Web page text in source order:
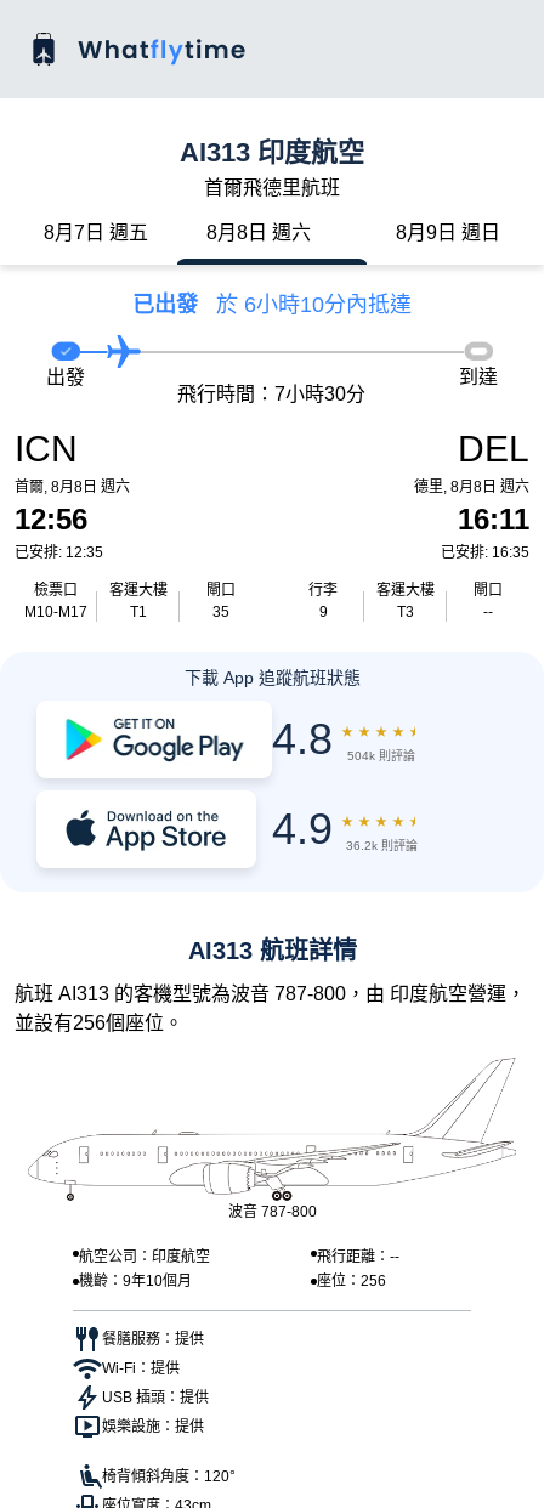
AI313 印度航空
首爾飛德里航班
8月7日 週五 8月8日 週六 8月9日 週日
已出發 於 6小時10分內抵達
ICN
首爾, 8月8日 週六
12:56
已安排: 12:35
檢票口
M10-M17
客運大樓
T1
閘口
35
出發
飛行時間：7小時30分
到達
DEL
德里, 8月8日 週六
16:11
已安排: 16:35
行李
9
客運大樓
T3
閘口
--
下載 App 追蹤航班狀態
4.8 ★ ★ ★ ★ ★
504k 則評論
4.9 ★ ★ ★ ★ ★
36.2k 則評論
AI313 航班詳情
航班 AI313 的客機型號為波音 787-800，由 印度航空營運，
並設有256個座位。
波音 787-800
航空公司：印度航空
飛行距離：--
機齡：9年10個月
座位：256
餐膳服務：提供
Wi-Fi：提供
USB 插頭：提供
娛樂設施：提供
椅背傾斜角度：120°